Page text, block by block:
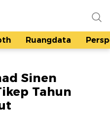
Ruangdata
Sinen
Tahun